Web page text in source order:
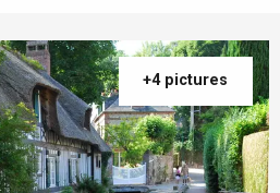
+4 pictures